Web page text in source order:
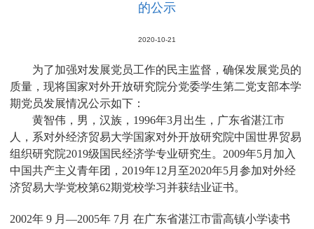
的公示
2020-10-21
为了加强对发展党员工作的民主监督，确保发展党员的
质量，现将国家对外开放研究院分党委学生第二党支部本学
期党员发展情况公示如下：
黄智伟，男，汉族，1996年3月出生，广东省湛江市
人，系对外经济贸易大学国家对外开放研究院中国世界贸易
组织研究院2019级国民经济学专业研究生。2009年5月加入
中国共产主义青年团，2019年12月至2020年5月参加对外经
济贸易大学党校第62期党校学习并获结业证书。
2002年 9 月—2005年 7月 在广东省湛江市雷高镇小学读书